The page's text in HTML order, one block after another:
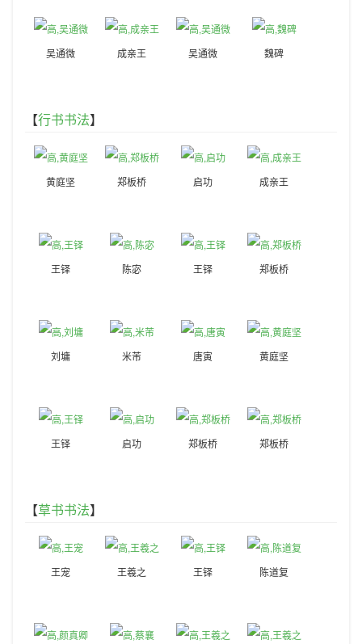
吴通微 成亲王 吴通微 魏碑
【行书书法】
黄庭坚 郑板桥 启功 成亲王
王铎 陈宓 王铎 郑板桥
刘墉 米芾 唐寅 黄庭坚
王铎 启功 郑板桥 郑板桥
【草书书法】
王宠 王羲之 王铎 陈道复